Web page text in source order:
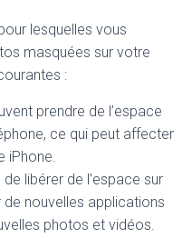
lesquelles vous
masquées sur votre
:
prendre de l’espace
ce qui peut affecter
iPhone.
libérer de l’espace sur
nouvelles applications
photos et vidéos.